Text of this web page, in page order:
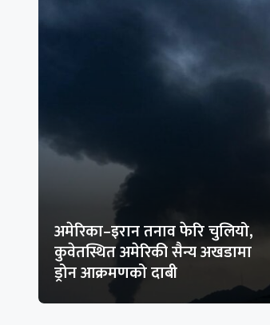
अमेरिका–इरान तनाव फेरि चुलियो,
कुवेतस्थित अमेरिकी सैन्य अखडामा
ड्रोन आक्रमणको दाबी